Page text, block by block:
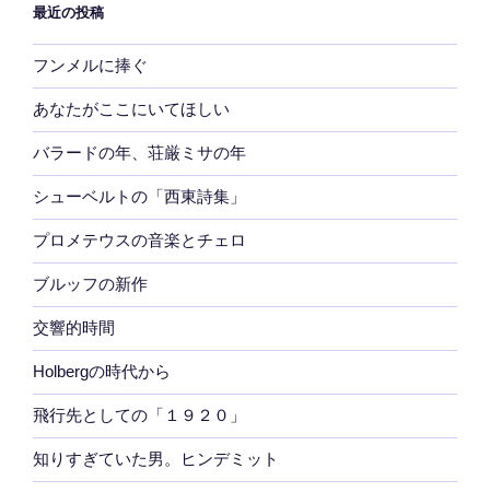
最近の投稿
フンメルに捧ぐ
あなたがここにいてほしい
バラードの年、荘厳ミサの年
シューベルトの「西東詩集」
プロメテウスの音楽とチェロ
ブルッフの新作
交響的時間
Holbergの時代から
飛行先としての「１９２０」
知りすぎていた男。ヒンデミット